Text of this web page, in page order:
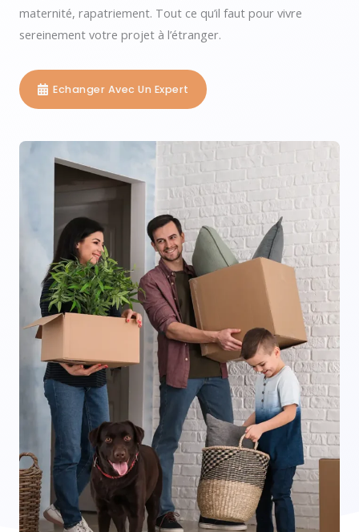
maternité, rapatriement. Tout ce qu’il faut pour vivre
sereinement votre projet à l’étranger.
Echanger Avec Un Expert